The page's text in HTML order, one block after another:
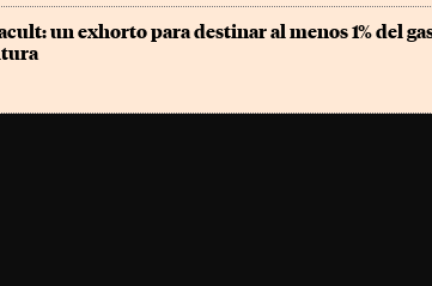
un exhorto para destinar al menos 1% del